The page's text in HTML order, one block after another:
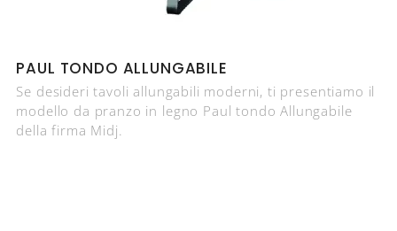
PAUL TONDO ALLUNGABILE
Se desideri tavoli allungabili moderni, ti presentiamo il
modello da pranzo in legno Paul tondo Allungabile
della firma Midj.